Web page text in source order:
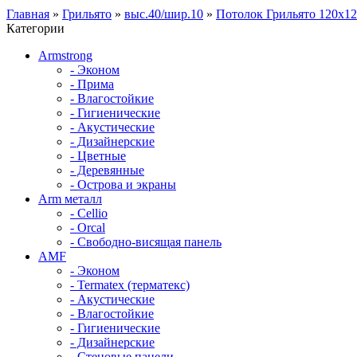
Главная » Грильято » выс.40/шир.10 » Потолок Грильято
Категории
Armstrong
- Эконом
- Прима
- Влагостойкие
- Гигиенические
- Акустические
- Дизайнерские
- Цветные
- Деревянные
- Острова и экраны
Arm металл
- Cellio
- Orcal
- Свободно-висящая панель
AMF
- Эконом
- Termatex (терматекс)
- Акустические
- Влагостойкие
- Гигиенические
- Дизайнерские